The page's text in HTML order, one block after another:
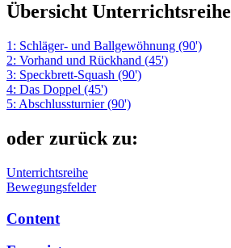
Übersicht Unterrichtsreihe
1: Schläger- und Ballgewöhnung (90')
2: Vorhand und Rückhand (45')
3: Speckbrett-Squash (90')
4: Das Doppel (45')
5: Abschlussturnier (90')
oder zurück zu:
Unterrichtsreihe
Bewegungsfelder
Content